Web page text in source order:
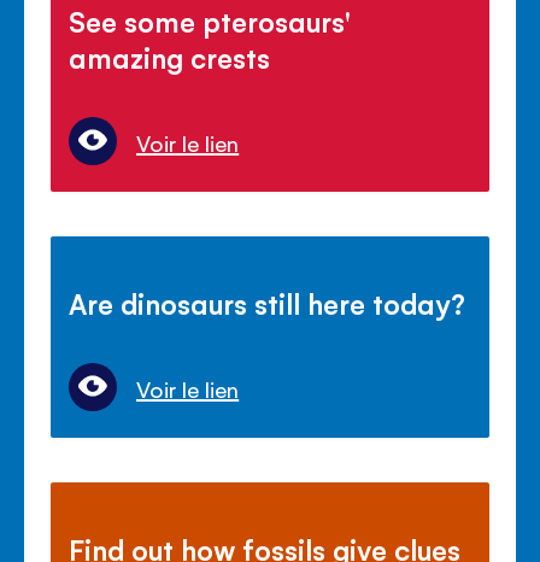
See some pterosaurs'
amazing crests
Voir le lien
Are dinosaurs still here today?
Voir le lien
Find out how fossils give clues